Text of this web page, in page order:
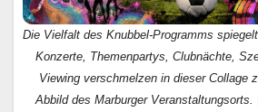
Die Vielfalt des Knubbel-Programms
Konzerte, Themenpartys, Clubnächte,
Viewing verschmelzen in dieser Collage
Abbild des Marburger